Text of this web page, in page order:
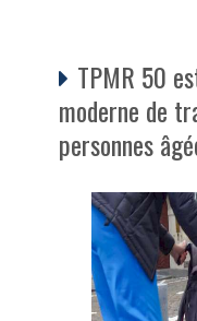
TPMR 50
moderne de
personnes